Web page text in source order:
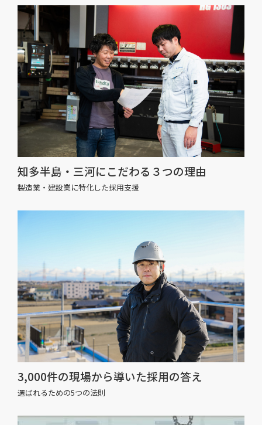
知多半島・三河にこだわる３つの理由
製造業・建設業に特化した採用支援
3,000件の現場から導いた採用の答え
選ばれるための5つの法則